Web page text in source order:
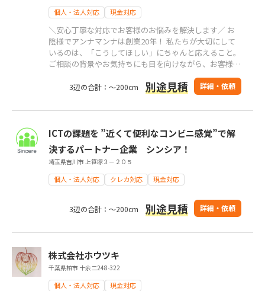
個人・法人対応 現金対応
＼安心丁寧な対応でお客様のお悩みを解決します／ お
陰様でアンナマンナは創業20年！ 私たちが大切にして
いるのは、「こうしてほしい」にちゃんと応えること。
ご相談の背景やお気持ちにも目を向けながら、お客様の
立場に立った対応を心がけています。 ただ作業をこな
すのではなく、 「何に困っているのか」「どうすれば
負担が軽くなるのか」を一緒に考え、 安心してお任せ
いただけるサービスを提します。
3辺の合計：～200cm 別途見積 詳細・依頼
ICTの課題を ”近くて便利なコンビニ感覚”で解
決するパートナー企業 シンシア！
埼玉県吉川市 上笹塚３－２０５
個人・法人対応 クレカ対応 現金対応
3辺の合計：～200cm 別途見積 詳細・依頼
株式会社ホウツキ
千葉県柏市 十余二248-322
個人・法人対応 現金対応